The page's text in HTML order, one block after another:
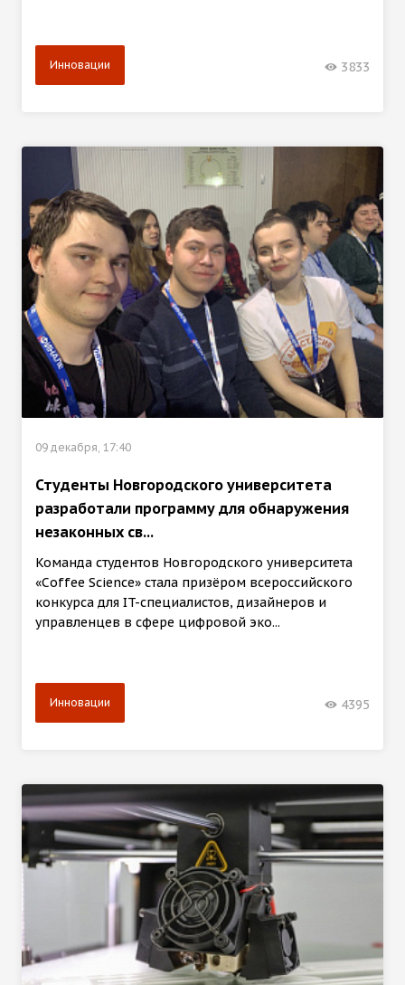
Инновации 3833
09 декабря, 17:40
Студенты Новгородского университета
разработали программу для обнаружения
незаконных св...
Команда студентов Новгородского университета
«Coffee Science» стала призёром всероссийского
конкурса для IT-специалистов, дизайнеров и
управленцев в сфере цифровой эко...
Инновации 4395